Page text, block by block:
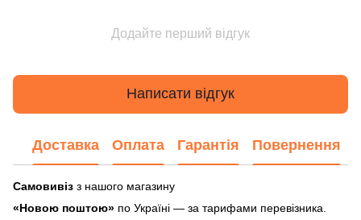
Додайте перший відгук
Написати відгук
Доставка Оплата Гарантія Повернення
Самовивіз з нашого магазину
«Новою поштою» по Україні — за тарифами перевізника.